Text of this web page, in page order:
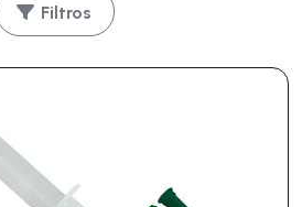
Filtros